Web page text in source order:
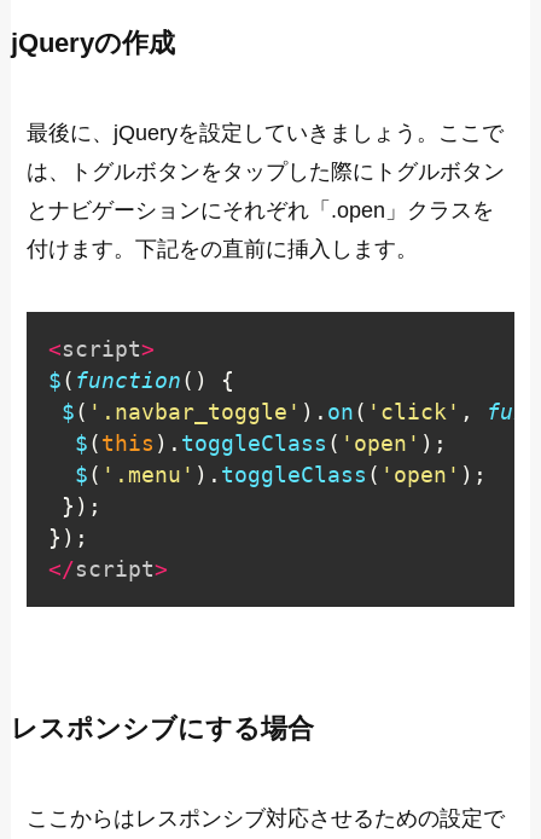
jQueryの作成
最後に、jQueryを設定していきましょう。ここで
は、トグルボタンをタップした際にトグルボタン
とナビゲーションにそれぞれ「.open」クラスを
付けます。下記をの直前に挿入します。
<script>
$( function( )
{
$( '.navbar_toggle' ) . on( 'click' ,
$(this ) . toggleClass ( 'open' ) ;
$( '.menu' ) . toggleClass ( 'open' ) ;
} ) ;
} ) ;
</script>
レスポンシブにする場合
ここからはレスポンシブ対応させるための設定で